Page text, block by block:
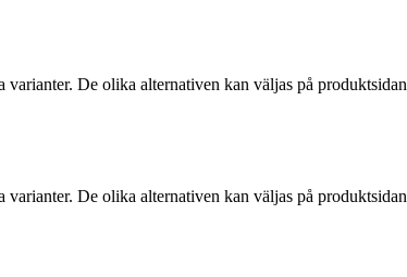
varianter. De olika alternativen kan väljas på produktsidan
varianter. De olika alternativen kan väljas på produktsidan